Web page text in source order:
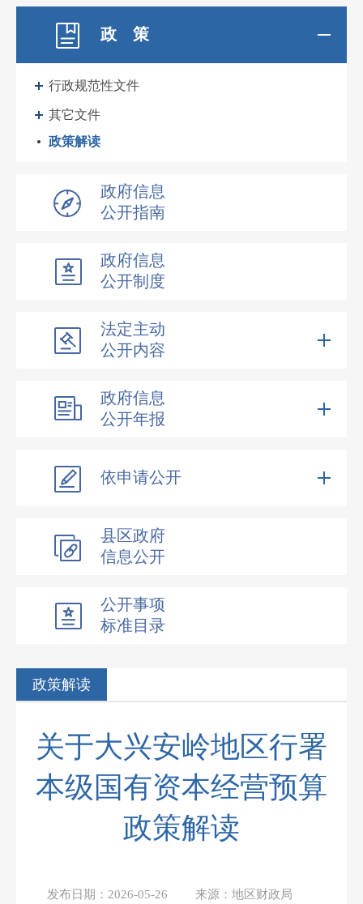
政 策
行政规范性文件
其它文件
政策解读
政府信息
公开指南
政府信息
公开制度
法定主动
公开内容
政府信息
公开年报
依申请公开
县区政府
信息公开
公开事项
标准目录
政策解读
关于大兴安岭地区行署
本级国有资本经营预算
政策解读
发布日期： 2026-05-26 来源： 地区财政局